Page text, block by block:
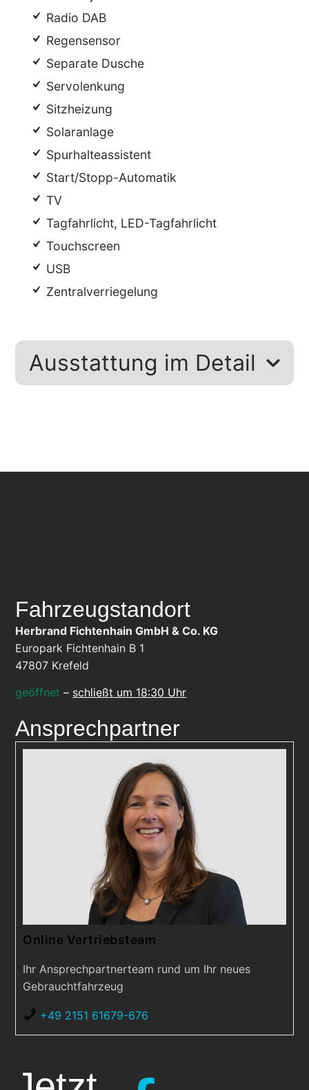
Radio DAB
Regensensor
Separate Dusche
Servolenkung
Sitzheizung
Solaranlage
Spurhalteassistent
Start/Stopp-Automatik
TV
Tagfahrlicht, LED-Tagfahrlicht
Touchscreen
USB
Zentralverriegelung
Ausstattung im Detail
Fahrzeugstandort
Herbrand Fichtenhain GmbH & Co. KG
Europark Fichtenhain B 1
47807 Krefeld
geöffnet – schließt um 18:30 Uhr
Ansprechpartner
Online Vertriebsteam
Ihr Ansprechpartnerteam rund um Ihr neues
Gebrauchtfahrzeug
+49 2151 61679-676